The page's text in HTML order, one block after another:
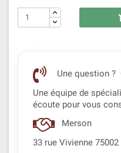
Une question ?
Une équipe de
écoute pour vous
Merson
33 rue Vivienne 75002